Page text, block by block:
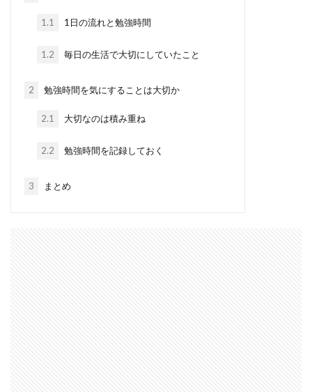
1.1 1日の流れと勉強時間
1.2 毎日の生活で大切にしていたこと
2 勉強時間を気にすることは大切か
2.1 大切なのは積み重ね
2.2 勉強時間を記録しておく
3 まとめ